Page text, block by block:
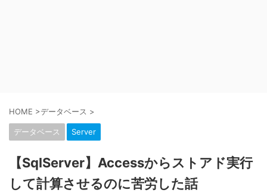
HOME >データベース >
データベース Server
【SqlServer】Accessからストアド実行
して計算させるのに苦労した話